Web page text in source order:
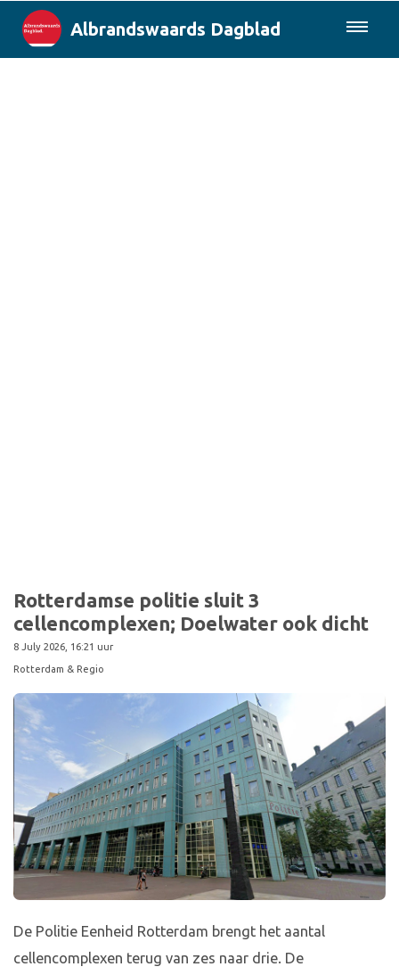
Albrandswaards Dagblad
Rotterdamse politie sluit 3
cellencomplexen; Doelwater ook dicht
8 July 2026, 16:21 uur
Rotterdam & Regio
De Politie Eenheid Rotterdam brengt het aantal
cellencomplexen terug van zes naar drie. De